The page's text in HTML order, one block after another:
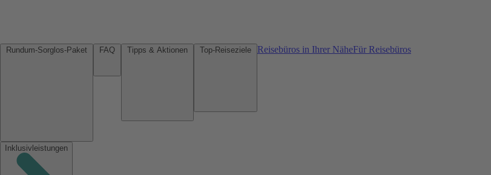
Reisebüros in Ihrer NäheFür Reisebüros
Inklusivleistungen